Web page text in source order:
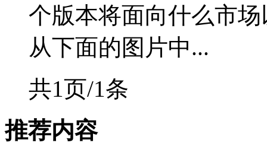
个版本将面向什么市
从下面的图片中...
共1页/1条
推荐内容